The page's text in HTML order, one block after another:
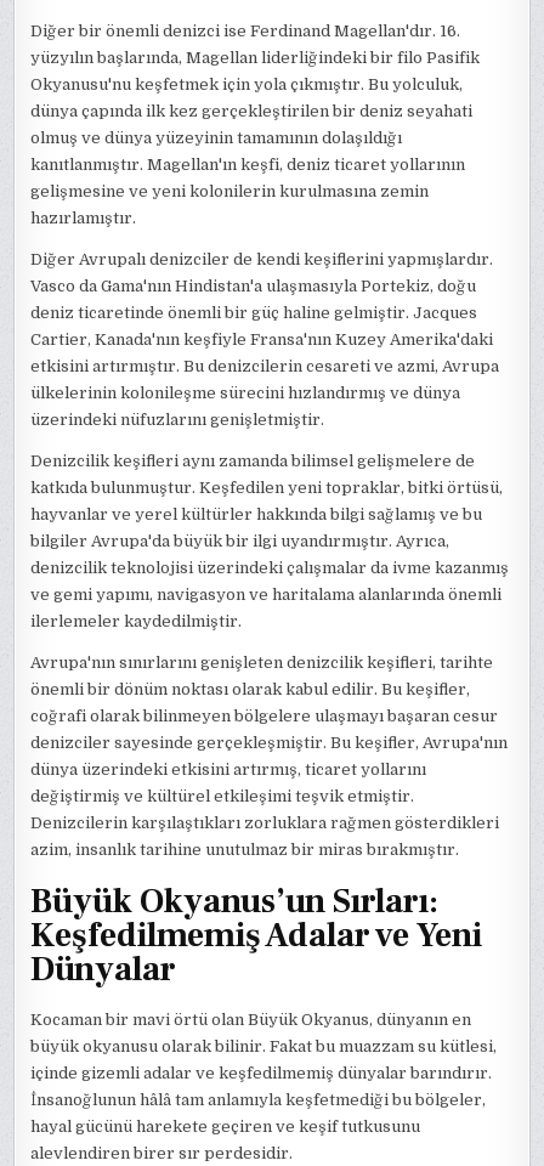
Diğer bir önemli denizci ise Ferdinand Magellan'dır. 16.
yüzyılın başlarında, Magellan liderliğindeki bir filo Pasifik
Okyanusu'nu keşfetmek için yola çıkmıştır. Bu yolculuk,
dünya çapında ilk kez gerçekleştirilen bir deniz seyahati
olmuş ve dünya yüzeyinin tamamının dolaşıldığı
kanıtlanmıştır. Magellan'ın keşfi, deniz ticaret yollarının
gelişmesine ve yeni kolonilerin kurulmasına zemin
hazırlamıştır.
Diğer Avrupalı denizciler de kendi keşiflerini yapmışlardır.
Vasco da Gama'nın Hindistan'a ulaşmasıyla Portekiz, doğu
deniz ticaretinde önemli bir güç haline gelmiştir. Jacques
Cartier, Kanada'nın keşfiyle Fransa'nın Kuzey Amerika'daki
etkisini artırmıştır. Bu denizcilerin cesareti ve azmi, Avrupa
ülkelerinin kolonileşme sürecini hızlandırmış ve dünya
üzerindeki nüfuzlarını genişletmiştir.
Denizcilik keşifleri aynı zamanda bilimsel gelişmelere de
katkıda bulunmuştur. Keşfedilen yeni topraklar, bitki örtüsü,
hayvanlar ve yerel kültürler hakkında bilgi sağlamış ve bu
bilgiler Avrupa'da büyük bir ilgi uyandırmıştır. Ayrıca,
denizcilik teknolojisi üzerindeki çalışmalar da ivme kazanmış
ve gemi yapımı, navigasyon ve haritalama alanlarında önemli
ilerlemeler kaydedilmiştir.
Avrupa'nın sınırlarını genişleten denizcilik keşifleri, tarihte
önemli bir dönüm noktası olarak kabul edilir. Bu keşifler,
coğrafi olarak bilinmeyen bölgelere ulaşmayı başaran cesur
denizciler sayesinde gerçekleşmiştir. Bu keşifler, Avrupa'nın
dünya üzerindeki etkisini artırmış, ticaret yollarını
değiştirmiş ve kültürel etkileşimi teşvik etmiştir.
Denizcilerin karşılaştıkları zorluklara rağmen gösterdikleri
azim, insanlık tarihine unutulmaz bir miras bırakmıştır.
Büyük Okyanus’un Sırları:
Keşfedilmemiş Adalar ve Yeni
Dünyalar
Kocaman bir mavi örtü olan Büyük Okyanus, dünyanın en
büyük okyanusu olarak bilinir. Fakat bu muazzam su kütlesi,
içinde gizemli adalar ve keşfedilmemiş dünyalar barındırır.
İnsanoğlunun hâlâ tam anlamıyla keşfetmediği bu bölgeler,
hayal gücünü harekete geçiren ve keşif tutkusunu
alevlendiren birer sır perdesidir.